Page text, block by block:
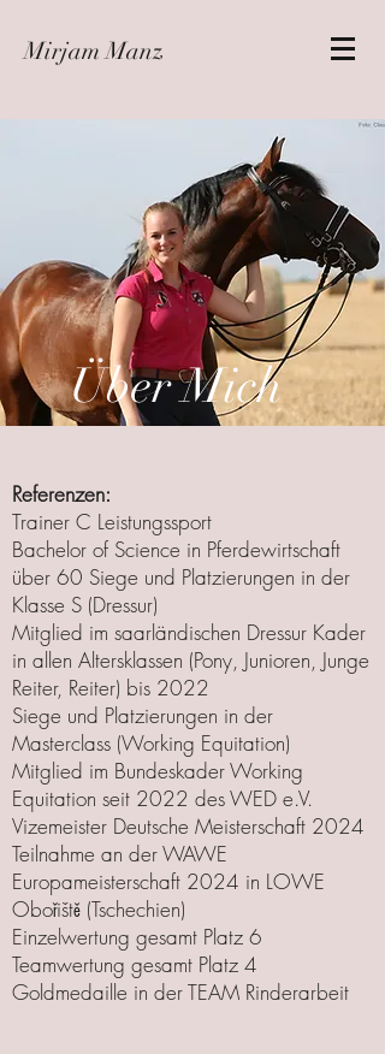
Mirjam Manz
Über Mich
Referenzen:
Trainer C Leistungssport
Bachelor of Science in Pferdewirtschaft
über 60 Siege und Platzierungen in der
Klasse S (Dressur)
Mitglied im saarländischen Dressur Kader
in allen Altersklassen (Pony, Junioren, Junge
Reiter, Reiter) bis 2022
Siege und Platzierungen in der
Masterclass (Working Equitation)
Mitglied im Bundeskader Working
Equitation seit 2022 des WED e.V.
Vizemeister Deutsche Meisterschaft 2024
Teilnahme an der WAWE
Europameisterschaft 2024 in LOWE
Obořiště (Tschechien)​​
Einzelwertung gesamt Platz 6​
Teamwertung gesamt Platz 4
Goldmedaille in der TEAM Rinderarbeit